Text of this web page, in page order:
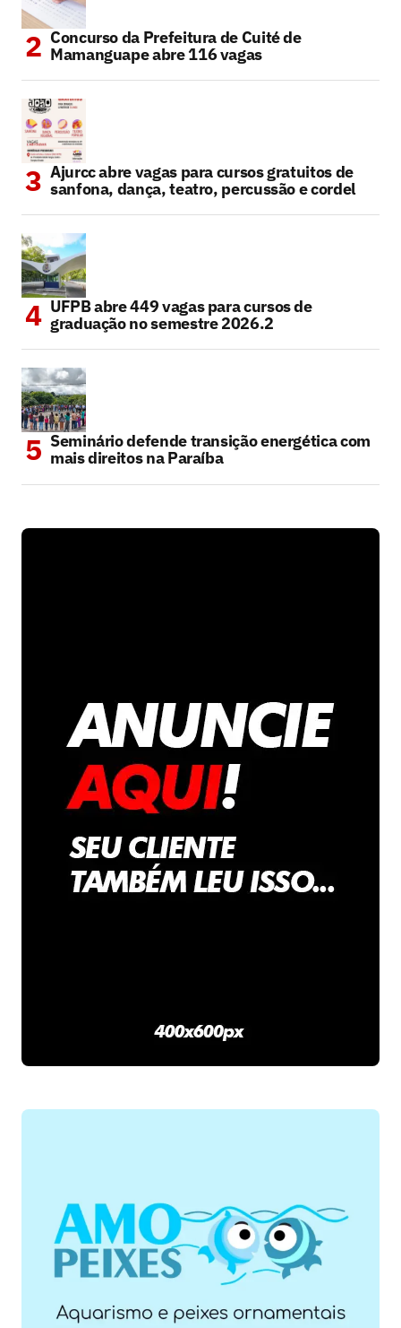
Concurso da Prefeitura de Cuité de
Mamanguape abre 116 vagas
Ajurcc abre vagas para cursos gratuitos de
sanfona, dança, teatro, percussão e cordel
UFPB abre 449 vagas para cursos de
graduação no semestre 2026.2
Seminário defende transição energética com
mais direitos na Paraíba